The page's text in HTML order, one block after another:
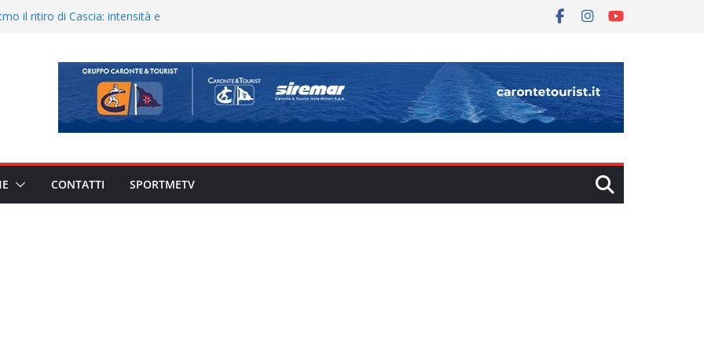
il ritiro di Cascia: intensità e
e allenamento congiunto.
il caso sul contratto del
Messina
CONTATTI SPORTMETV